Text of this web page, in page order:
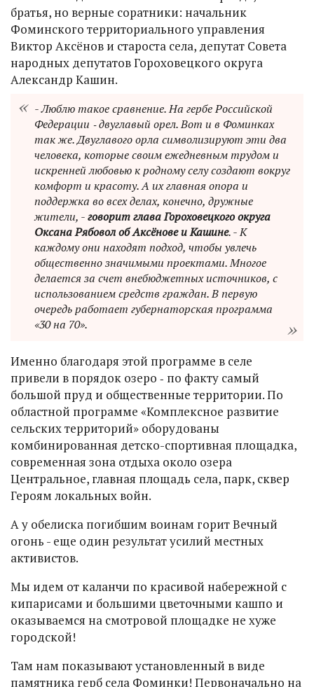
братья, но верные соратники: начальник
Фоминского территориального управления
Виктор Аксёнов и староста села, депутат Совета
народных депутатов Гороховецкого округа
Александр Кашин.
- Люблю такое сравнение. На гербе Российской
Федерации ‑ двуглавый орел. Вот и в Фоминках
так же. Двуглавого орла символизируют эти два
человека, которые своим ежедневным трудом и
искренней любовью к родному селу создают вокруг
комфорт и красоту. А их главная опора и
поддержка во всех делах, конечно, дружные
жители, -говорит глава Гороховецкого округа
Оксана Рябовол об Аксёнове и Кашине. - К
каждому они находят подход, чтобы увлечь
общественно значимыми проектами. Многое
делается за счет внебюджетных источников, с
использованием средств граждан. В первую
очередь работает губернаторская программа
«30 на 70».
Именно благодаря этой программе в селе
привели в порядок озеро ‑ по факту самый
большой пруд и общественные территории. По
областной программе «Комплексное развитие
сельских территорий» оборудованы
комбинированная детско-спортивная площадка,
современная зона отдыха около озера
Центральное, главная площадь села, парк, сквер
Героям локальных войн.
А у обелиска погибшим воинам горит Вечный
огонь - еще один результат усилий местных
активистов.
Мы идем от каланчи по красивой набережной с
кипарисами и большими цветочными кашпо и
оказываемся на смотровой площадке не хуже
городской!
Там нам показывают установленный в виде
памятника герб села Фоминки! Первоначально на